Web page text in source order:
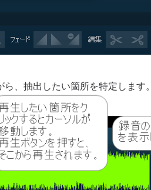
、抽出したい箇所を特定します。